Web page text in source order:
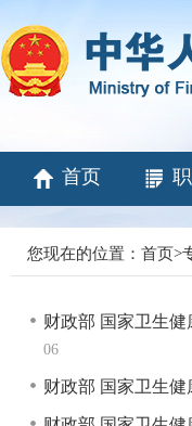
首页
您现在的位置： 首页>
财政部 国家卫生
06
财政部 国家卫生